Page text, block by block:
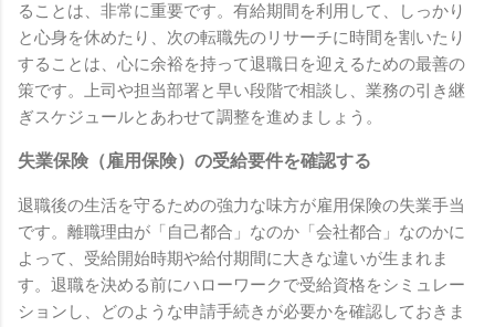
ることは、非常に重要です。有給期間を利用して、しっかり
と心身を休めたり、次の転職先のリサーチに時間を割いたり
することは、心に余裕を持って退職日を迎えるための最善の
策です。上司や担当部署と早い段階で相談し、業務の引き継
ぎスケジュールとあわせて調整を進めましょう。
失業保険（雇用保険）の受給要件を確認する
退職後の生活を守るための強力な味方が雇用保険の失業手当
です。離職理由が「自己都合」なのか「会社都合」なのかに
よって、受給開始時期や給付期間に大きな違いが生まれま
す。退職を決める前にハローワークで受給資格をシミュレー
ションし、どのような申請手続きが必要かを確認しておきま